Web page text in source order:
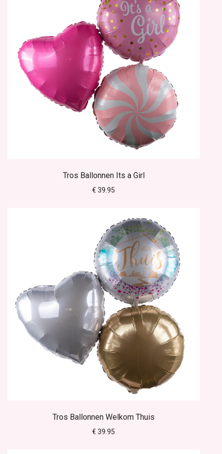
Tros Ballonnen Its a Girl
€ 39.95
Tros Ballonnen Welkom Thuis
€ 39.95